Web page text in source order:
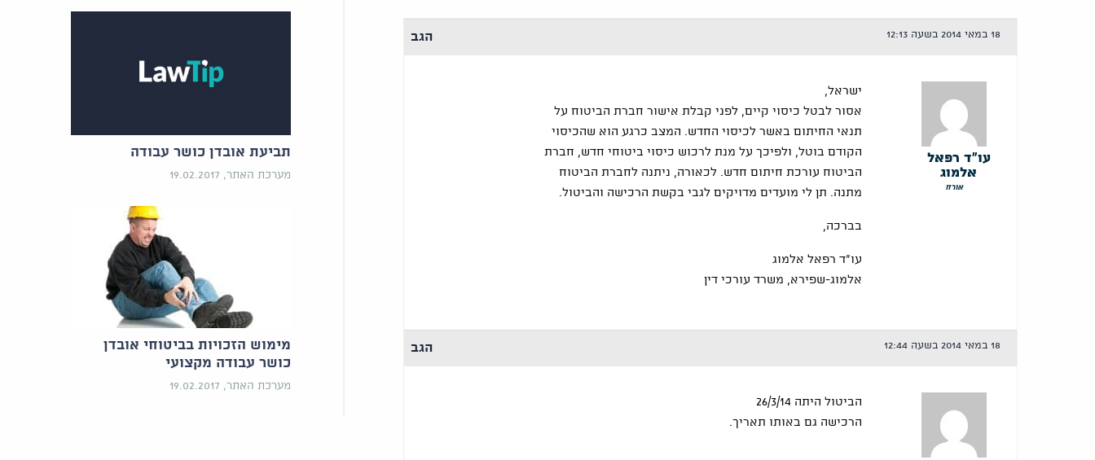
18 במאי 2014 בשעה 12:13 הגב
עו"ד רפאל
אלמוג
אורח
ישראל,
אסור לבטל כיסוי קיים, לפני קבלת אישור חברת הביטוח על
תנאי החיתום באשר לכיסוי החדש. המצב כרגע הוא שהכיסוי
הקודם בוטל, ולפיכך על מנת לרכוש כיסוי ביטוחי חדש, חברת
הביטוח עורכת חיתום חדש. לכאורה, ניתנה לחברת הביטוח
מתנה. תן לי מועדים מדויקים לגבי בקשת הרכישה והביטול.
בברכה,
עו"ד רפאל אלמוג
אלמוג-שפירא, משרד עורכי דין
18 במאי 2014 בשעה 12:44 הגב
הביטול היתה 26/3/14
הרכישה גם באותו תאריך.
תביעת אובדן כושר עבודה
מערכת האתר, 19.02.2017
מימוש הזכויות בביטוחי אובדן
כושר עבודה מקצועי
מערכת האתר, 19.02.2017